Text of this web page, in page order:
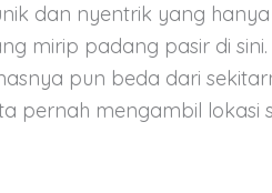
dan nyentrik yang
mirip padang pasir di
pun beda dari
pernah mengambil lokasi